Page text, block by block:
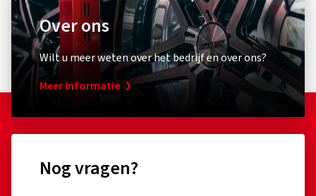
Over ons
Wilt u meer weten over het bedrijf en over ons?
Meer informatie
Nog vragen?